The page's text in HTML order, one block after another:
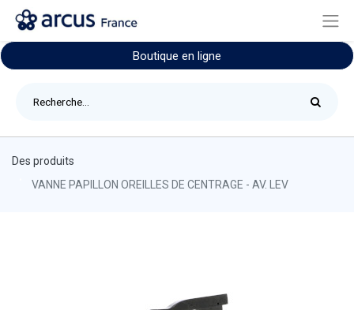
Boutique en ligne
Des produits
VANNE PAPILLON OREILLES DE CENTRAGE - AV. LEV